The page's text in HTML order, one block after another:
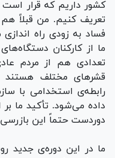
کشور داریم که قرار
تعریف کنیم. من قبلاً هم
فساد به زودی راه
ما از کارکنان
تعدادی هم از مردم
قشرهای مختلف هستند
رابطه‌ی استخدامی با
داده می‌شود. تأکید ما
دوردست حتماً این
ما در این دوره‌ی جدید